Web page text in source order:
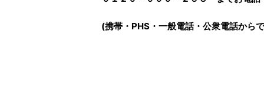
(携帯・PHS・一般電話・公衆電話から